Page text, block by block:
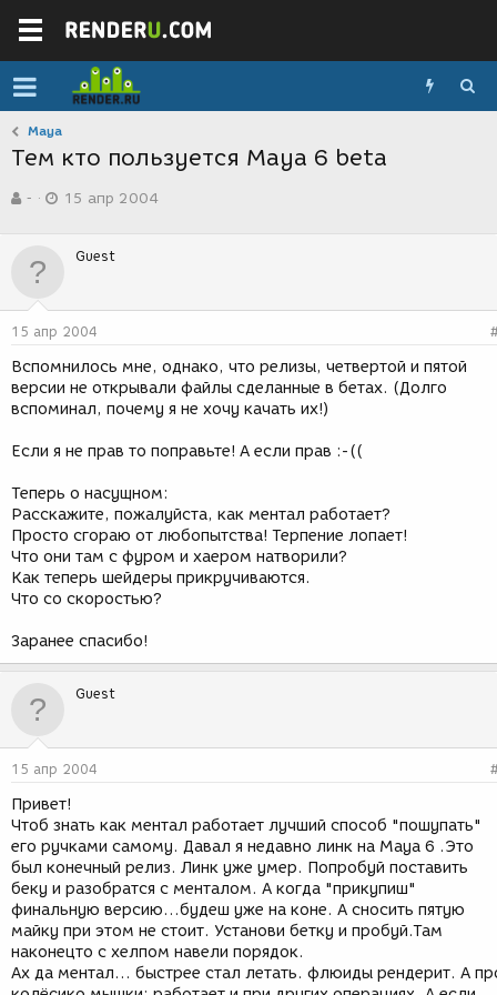
Maya
Тем кто пользуется Maya 6 beta
в
р
м
-
а
д
н
и
я
15 апр 2004
Guest
15 апр 2004
Вспомнилось мне, однако, что релизы, четвертой и пятой
версии не открывали файлы сделанные в бетах. (Долго
вспоминал, почему я не хочу качать их!)
Если я не прав то поправьте! А если прав :-((
Теперь о насущном:
Расскажите, пожалуйста, как ментал работает?
Просто сгораю от любопытства! Терпение лопает!
Что они там с фуром и хаером натворили?
Как теперь шейдеры прикручиваются.
Что со скоростью?
Заранее спасибо!
Guest
15 апр 2004
Привет!
Чтоб знать как ментал работает лучший способ "пошупать"
его ручками самому. Давал я недавно линк на Maya 6 .Это
был конечный релиз. Линк уже умер. Попробуй поставить
беку и разобратся с менталом. А когда "прикупиш"
финальную версию...будеш уже на коне. А сносить пятую
майку при этом не стоит. Установи бетку и пробуй.Там
наконецто с хелпом навели порядок.
Ах да ментал... быстрее стал летать. флюиды рендерит. А